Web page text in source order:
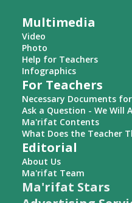
Multimedia
Video
Photo
Help for Teachers
Infographics
For Teachers
Necessary Documents
Ask a Question - We Will
Ma'rifat Contents
What Does the Teacher
Editorial
About Us
Ma'rifat Team
Ma'rifat Stars